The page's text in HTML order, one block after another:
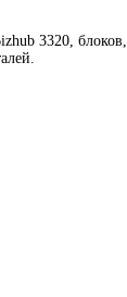
3320,